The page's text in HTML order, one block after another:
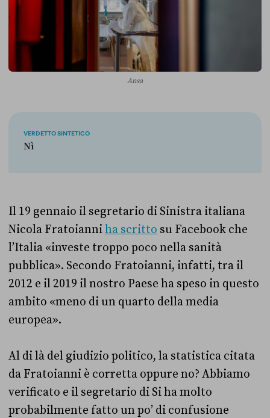
Ansa
VERDETTO SINTETICO
Nì
Il 19 gennaio il segretario di Sinistra italiana
Nicola Fratoianniha scritto su Facebook che
l’Italia «investe troppo poco nella sanità
pubblica». Secondo Fratoianni, infatti, tra il
2012 e il 2019 il nostro Paese ha speso in questo
ambito «meno di un quarto della media
europea».
Al di là del giudizio politico, la statistica citata
da Fratoianni è corretta oppure no? Abbiamo
verificato e il segretario di Si ha molto
probabilmente fatto un po’ di confusione